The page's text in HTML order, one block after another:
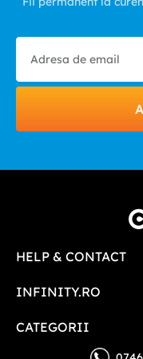
HELP & CONTACT
INFINITY.RO
CATEGORII